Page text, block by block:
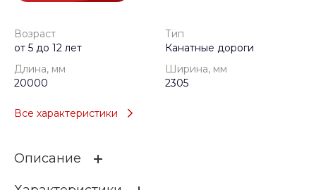
Возраст
от 5 до 12 лет
Тип
Канатные дороги
Длина, мм
20000
Ширина, мм
2305
Все характеристики
Описание